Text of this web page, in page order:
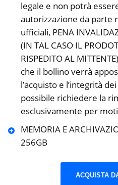
legale e non potrà
autorizzazione da parte
ufficiali, PENA
(IN TAL CASO IL
RISPEDITO AL
che il bollino verrà
l’acquisto e l’integrità
possibile richiedere la
esclusivamente per
MEMORIA E
256GB
ACQUISTA